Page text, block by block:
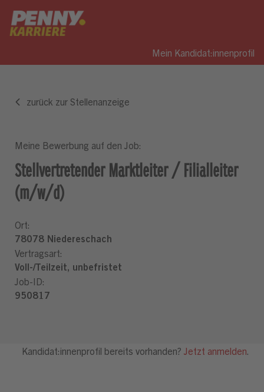
Mein Kandidat:innenprofil